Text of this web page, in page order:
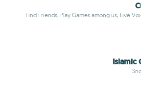
Find Friends, Play Games among us, Live
Islamic